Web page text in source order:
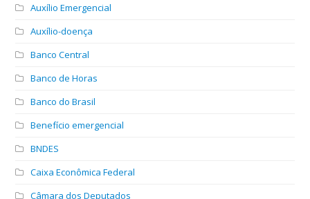
Auxílio Emergencial
Auxílio-doença
Banco Central
Banco de Horas
Banco do Brasil
Benefício emergencial
BNDES
Caixa Econômica Federal
Câmara dos Deputados